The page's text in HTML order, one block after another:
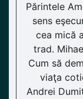
Părintele
sens
cea mică
trad.
Cum să
viaţa
Andrei